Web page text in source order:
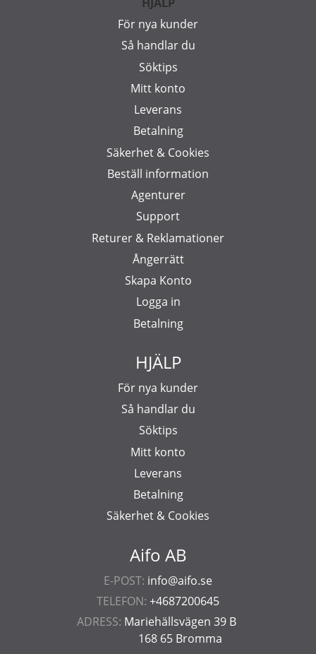
Aifo AB
E-POST: info@aifo.se
TELEFON: +4687200645
ADRESS: Mariehällsvägen 39 B
168 65 Bromma
För nya kunder
Så handlar du
Söktips
Mitt konto
Leverans
Betalning
Säkerhet & Cookies
Beställ information
Agenturer
Support
Returer & Reklamationer
Ångerrätt
Skapa Konto
Logga in
Betalning
HJÄLP
För nya kunder
Så handlar du
Söktips
Mitt konto
Leverans
Betalning
Säkerhet & Cookies